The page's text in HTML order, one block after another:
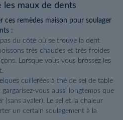
les maux de dents
ces remèdes maison pour soulager
:
du côté où se trouve la dent
très chaudes et très froides
Lorsque vous vous brossez les
cuillerées à thé de sel de table
vous aussi longtemps que
(sans avaler). Le sel et la chaleur
un certain soulagement à la